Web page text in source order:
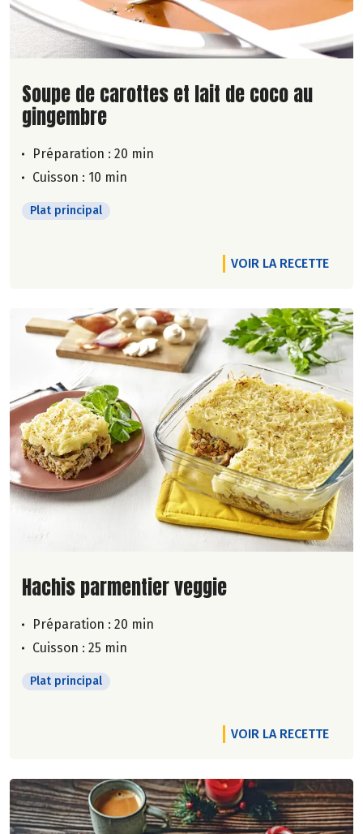
Lire la suite de la recette
Soupe de carottes et lait de coco au
gingembre
Préparation : 20 min
Cuisson : 10 min
Plat principal
VOIR LA RECETTE
Lire la suite de la recette
Hachis parmentier veggie
Préparation : 20 min
Cuisson : 25 min
Plat principal
VOIR LA RECETTE